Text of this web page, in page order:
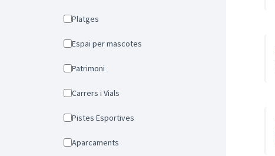
Platges
Espai per mascotes
Patrimoni
Carrers i Vials
Pistes Esportives
Aparcaments